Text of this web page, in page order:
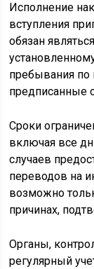
Исполнение
вступления
обязан
пребывания по
предписанные
Сроки
включая все
случаев
переводов на
возможно
причинах,
Органы,
регулярный